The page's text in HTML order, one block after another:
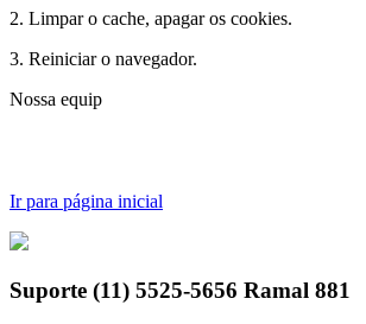
2. Limpar o cache, apagar os cookies.
3. Reiniciar o navegador.
Nossa equipe j
Ir para página inicial
Suporte (11) 5525-5656 Ramal 881